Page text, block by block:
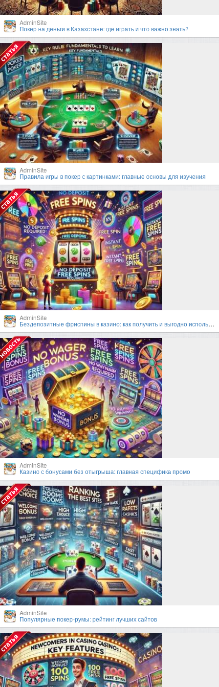
AdminSite
Покер на деньги в Казахстане: где играть и что важно знать?
AdminSite
Правила игры в покер с картинками: главные основы для изучения
AdminSite
Бездепозитные фриспины в казино: как получить и выгодно использовать?
AdminSite
Казино с бонусами без отыгрыша: главная специфика промо
AdminSite
Популярные покер-румы: рейтинг лучших сайтов